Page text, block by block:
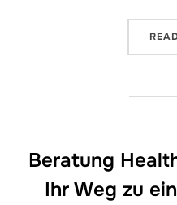
Beratung
Ihr Weg zu